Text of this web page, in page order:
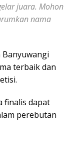
juara. Mohon
nama
terbaik dan
finalis dapat
perebutan